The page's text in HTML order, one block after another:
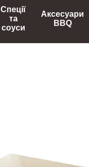
Спеції
та
соуси
Аксесуари
BBQ